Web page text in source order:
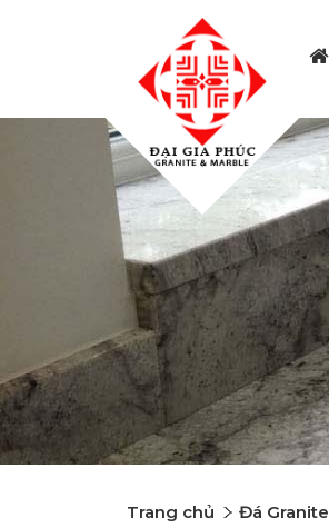
Trang chủ Đá Granite